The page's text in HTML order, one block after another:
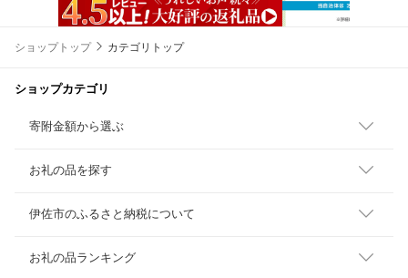
ショップトップ カテゴリトップ
ショップカテゴリ
寄附金額から選ぶ
お礼の品を探す
伊佐市のふるさと納税について
お礼の品ランキング